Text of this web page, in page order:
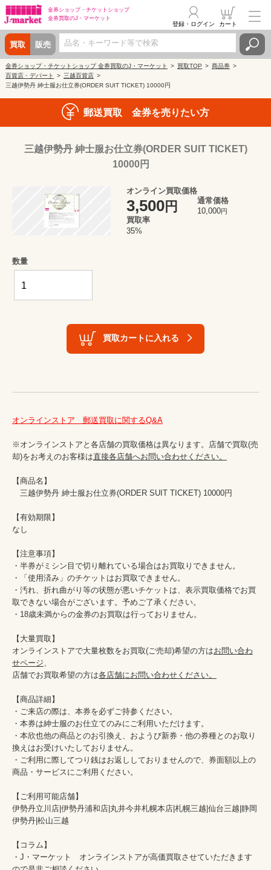
金券ショップ・ チケットショップ
金券買取のJ・マーケット
買取 販売
登録・ログイン カート
金券ショップ・チケットショップ 金券買取のJ・マーケット 買取TOP
商品券
百貨店・デパート
三越百貨店
三越伊勢丹 紳士服お仕立券(ORDER SUIT TICKET) 10000円
郵送買取 金券を売りたい方
三越伊勢丹 紳士服お仕立券(ORDER SUIT TICKET)
10000円
オンライン買取価格
3,500円
通常価格
10,000円
買取率
35%
数量
買取カートに入れる
オンラインストア　郵送買取に関するQ&A
※オンラインストアと各店舗の買取価格は異なります。店舗で買取(売
却)をお考えのお客様は直接各店舗へお問い合わせください。
【商品名】
三越伊勢丹 紳士服お仕立券(ORDER SUIT TICKET) 10000円
【有効期限】
なし
【注意事項】
・半券がミシン目で切り離れている場合はお買取りできません。
・「使用済み」のチケットはお買取できません。
・汚れ、折れ曲がり等の状態が悪いチケットは、表示買取価格でお買
取できない場合がございます。予めご了承ください。
・18歳未満からの金券のお買取は行っておりません。
【大量買取】
オンラインストアで大量枚数をお買取(ご売却)希望の方はお問い合わ
せページ
店舗でお買取希望の方は各店舗にお問い合わせください。
【商品詳細】
・ご来店の際は、本券を必ずご持参ください。
・本券は紳士服のお仕立てのみにご利用いただけます。
・本欣也他の商品とのお引換え、おようび新券・他の券種とのお取り
換えはお受けいたしておりません。
・ご利用に際してつり銭はお返ししておりませんので、券面額以上の
商品・サービスにご利用ください。
【ご利用可能店舗】
伊勢丹立川店|伊勢丹浦和店|丸井今井札幌本店|札幌三越|仙台三越|静岡
伊勢丹|松山三越
【コラム】
・J・マーケット　オンラインストアが高価買取させていただきます